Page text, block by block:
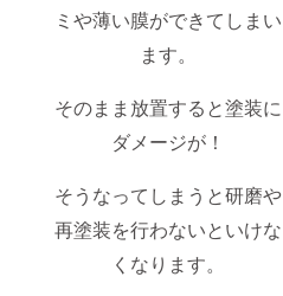
ミや薄い膜ができてしまい
ます。
そのまま放置すると塗装に
ダメージが！
そうなってしまうと研磨や
再塗装を行わないといけな
くなります。